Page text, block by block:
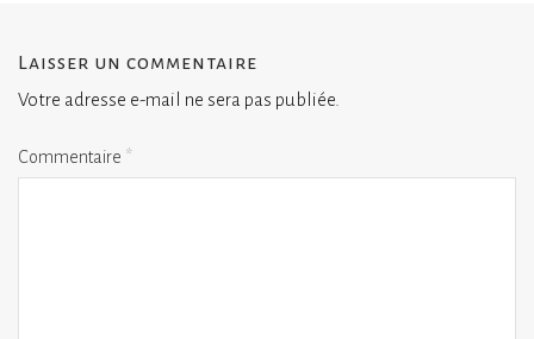
Laisser un commentaire
Votre adresse e-mail ne sera pas publiée.
Commentaire *